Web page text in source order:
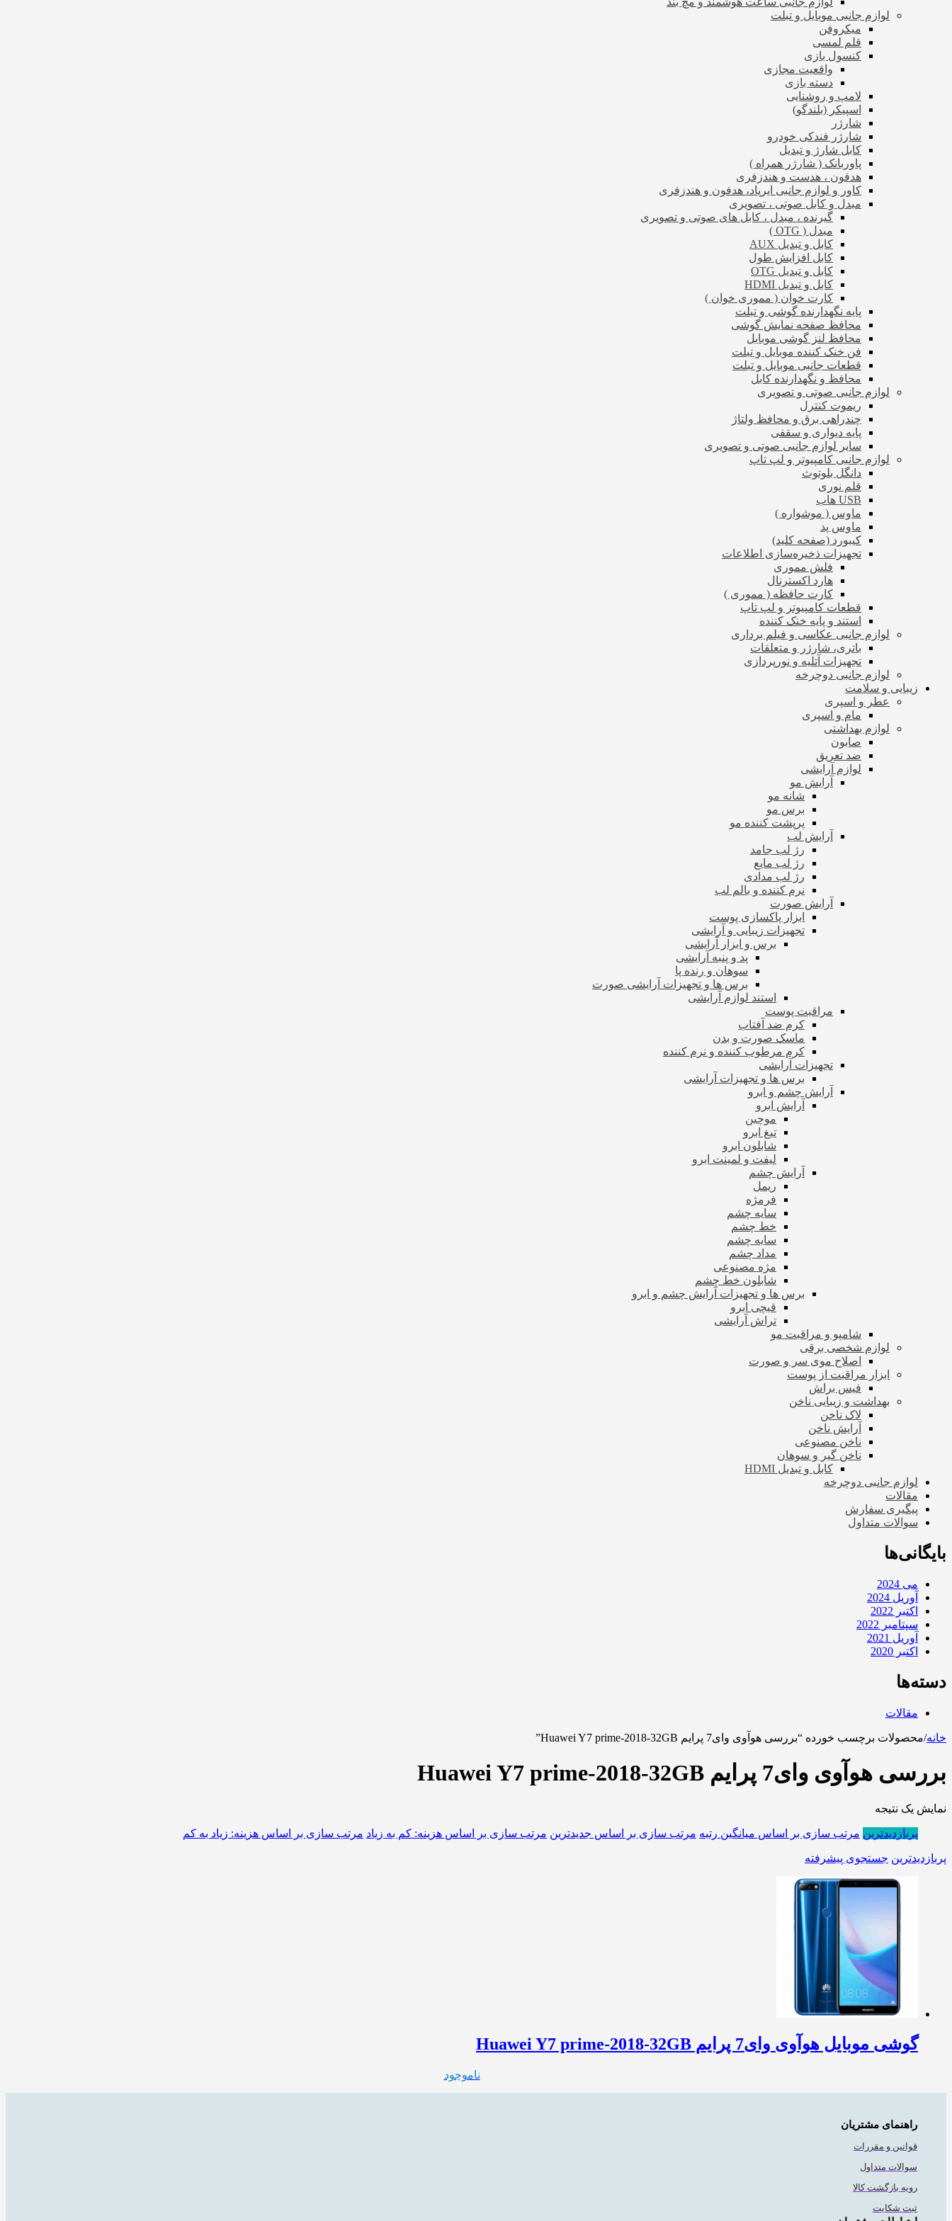
لوازم جانبی موبایل و تبلت
میکروفن
قلم لمسی
کنسول بازی
واقعیت مجازی
دسته بازی
لامپ و روشنایی
اسپیکر (بلندگو)
شارژر
شارژر فندکی خودرو
کابل شارژ و تبدیل
پاوربانک ( شارژر همراه )
هدفون ، هدست و هندزفری
کاور و لوازم جانبی ایرپاد، هدفون و هندزفری
مبدل و کابل صوتی ، تصویری
گیرنده ، مبدل ، کابل های صوتی و تصویری
مبدل ( OTG )
کابل و تبدیل AUX
کابل افزایش طول
کابل و تبدیل OTG
کابل و تبدیل HDMI
کارت خوان ( مموری خوان )
پایه نگهدارنده گوشی و تبلت
محافظ صفحه نمایش گوشی
محافظ لنز گوشی موبایل
فن خنک کننده موبایل و تبلت
قطعات جانبی موبایل و تبلت
محافظ و نگهدارنده کابل
لوازم جانبی صوتی و تصویری
ریموت کنترل
چندراهی برق و محافظ ولتاژ
پایه دیواری و سقفی
سایر لوازم جانبی صوتی و تصویری
لوازم جانبی کامپیوتر و لپ تاپ
دانگل بلوتوث
قلم نوری
USB هاب
ماوس ( موشواره )
ماوس پد
کیبورد (صفحه کلید)
تجهیزات ذخیره‌سازی اطلاعات
فلش مموری
هارد اکسترنال
کارت حافظه ( مموری )
قطعات کامپیوتر و لپ تاپ
استند و پایه خنک کننده
لوازم جانبی عکاسی و فیلم برداری
باتری، شارژر و متعلقات
تجهیزات آتلیه و نورپردازی
لوازم جانبی دوچرخه
زیبایی و سلامت
عطر و اسپری
مام و اسپری
لوازم بهداشتی
صابون
ضد تعریق
لوازم آرایشی
آرایش مو
شانه مو
برس مو
پرپشت کننده مو
آرایش لب
رژ لب جامد
رژ لب مایع
رژ لب مدادی
نرم کننده و بالم لب
آرایش صورت
ابزار پاکسازی پوست
تجهیزات زیبایی و آرایشی
برس و ابزار آرایشی
پد و پنبه آرایشی
سوهان و رنده پا
برس ها و تجهیزات آرایشی صورت
استند لوازم آرایشی
مراقبت پوست
کرم ضد آفتاب
ماسک صورت و بدن
کرم مرطوب کننده و نرم کننده
تجهیزات آرایشی
برس ها و تجهیزات آرایشی
آرایش چشم و ابرو
آرایش ابرو
موچین
تیغ ابرو
شابلون ابرو
لیفت و لمینت ابرو
آرایش چشم
ریمل
فرمژه
سایه چشم
خط چشم
سایه چشم
مداد چشم
مژه مصنوعی
شابلون خط چشم
برس ها و تجهیزات آرایش چشم و ابرو
قیچی ابرو
تراش آرایشی
شامپو و مراقبت مو
لوازم شخصی برقی
اصلاح موی سر و صورت
ابزار مراقبت از پوست
فیس براش
بهداشت و زیبایی ناخن
لاک ناخن
آرایش ناخن
ناخن مصنوعی
ناخن گیر و سوهان
کابل و تبدیل HDMI
لوازم جانبی دوچرخه
مقالات
پیگیری سفارش
سوالات متداول
بایگانی‌ها
می 2024
آوریل 2024
اکتبر 2022
سپتامبر 2022
آوریل 2021
اکتبر 2020
دسته‌ها
مقالات
خانه/محصولات برچسب خورده “بررسی هوآوی وای7 پرایم Huawei Y7 prime-2018-32GB”
بررسی هوآوی وای7 پرایم Huawei Y7 prime-2018-32GB
نمایش یک نتیجه
پربازدیدترین مرتب سازی بر اساس میانگین رتبه مرتب سازی بر اساس جدیدترین مرتب سازی بر اساس هزینه: کم به زیاد مرتب سازی بر اساس هزینه: زیاد به کم
پربازدیدترین جستجوی پیشرفته
گوشی موبایل هوآوی وای7 پرایم Huawei Y7 prime-2018-32GB
ناموجود
راهنمای مشتریان
قوانین و مقررات
سوالات متداول
رویه بازگشت کالا
ثبت شکایت